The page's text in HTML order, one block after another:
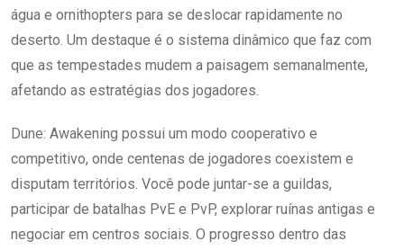
água e ornithopters para se deslocar rapidamente no
deserto. Um destaque é o sistema dinâmico que faz com
que as tempestades mudem a paisagem semanalmente,
afetando as estratégias dos jogadores.
Dune: Awakening possui um modo cooperativo e
competitivo, onde centenas de jogadores coexistem e
disputam territórios. Você pode juntar-se a guildas,
participar de batalhas PvE e PvP, explorar ruínas antigas e
negociar em centros sociais. O progresso dentro das